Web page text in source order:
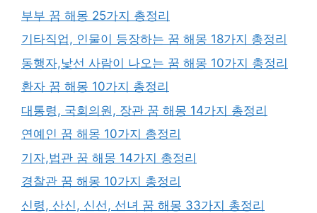
부부 꿈 해몽 25가지 총정리
기타직업, 인물이 등장하는 꿈 해몽 18가지 총정리
동행자,낯선 사람이 나오는 꿈 해몽 10가지 총정리
환자 꿈 해몽 10가지 총정리
대통령, 국회의원, 장관 꿈 해몽 14가지 총정리
연예인 꿈 해몽 10가지 총정리
기자,법관 꿈 해몽 14가지 총정리
경찰관 꿈 해몽 10가지 총정리
신령, 산신, 신선, 선녀 꿈 해몽 33가지 총정리